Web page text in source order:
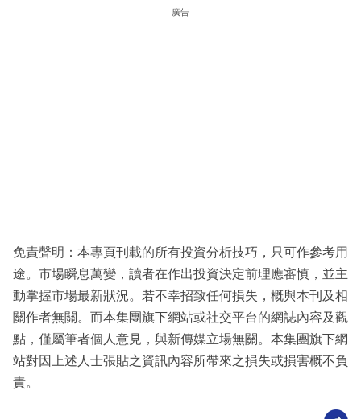
廣告
免責聲明：本專頁刊載的所有投資分析技巧，只可作參考用
途。市場瞬息萬變，讀者在作出投資決定前理應審慎，並主
動掌握市場最新狀況。若不幸招致任何損失，概與本刊及相
關作者無關。而本集團旗下網站或社交平台的網誌內容及觀
點，僅屬筆者個人意見，與新傳媒立場無關。本集團旗下網
站對因上述人士張貼之資訊內容所帶來之損失或損害概不負
責。